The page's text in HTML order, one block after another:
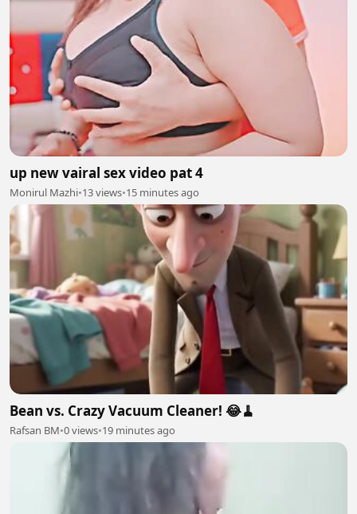
up new vairal sex video pat 4
Monirul Mazhi•13 views•15 minutes ago
Bean vs. Crazy Vacuum Cleaner! 😂🧹
Rafsan BM•0 views•19 minutes ago